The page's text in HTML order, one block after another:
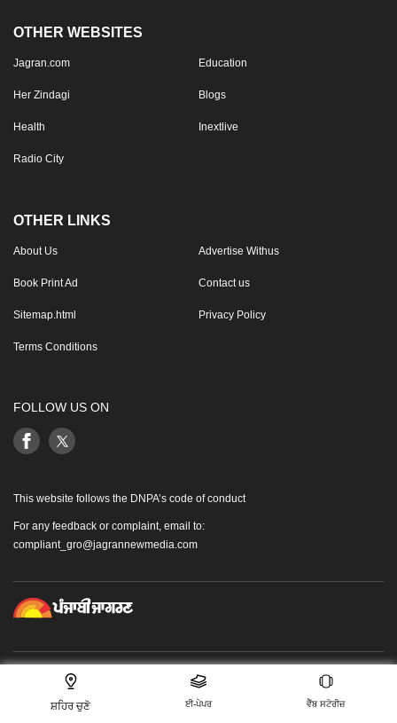
ਸ਼ਹਿਰ ਚੁਣੋ ਈ-ਪੇਪਰ ਵੈੱਬ ਸਟੋਰੀਜ਼
OTHER WEBSITES
Jagran.com Education
Her Zindagi Blogs
Health Inextlive
Radio City
OTHER LINKS
About Us Advertise Withus
Book Print Ad Contact us
Sitemap.html Privacy Policy
Terms Conditions
FOLLOW US ON
This website follows the DNPA’s code of conduct
For any feedback or complaint, email to:
compliant_gro@jagrannewmedia.com
Copyright © 2026 Jagran Prakashan Limited.
This website uses cookie or similar technologies, to enhance your browsing experience
and provide personalised recommendations. By continuing to use our website, you
agree to ourPrivacy Policy Cookie Policy